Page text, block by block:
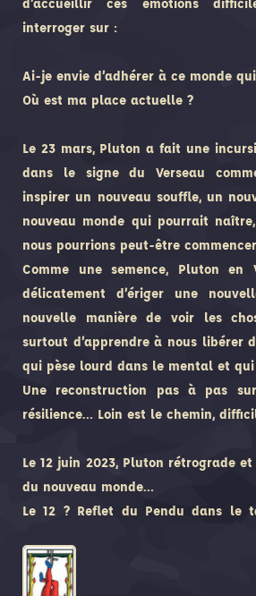
interroger sur :
Ai-je envie d’adhérer à ce monde
Où est ma place actuelle ?
Le 23 mars, Pluton a fait une
dans le signe du Verseau
inspirer un nouveau souffle, un
nouveau monde qui pourrait
nous pourrions peut-être
Comme une semence, Pluton en
délicatement d’ériger une
nouvelle manière de voir les
surtout d’apprendre à nous libérer
qui pèse lourd dans le mental et
Une reconstruction pas à pas
résilience… Loin est le chemin,
Le 12 juin 2023, Pluton rétrograde
du nouveau monde…
Le 12 ? Reflet du Pendu dans le